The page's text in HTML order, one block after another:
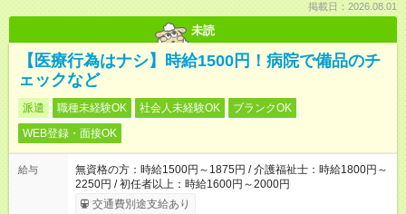
掲載日：2026.08.01
未読
【医療行為はナシ】時給1500円！病院で備品のチ
ェックなど
派遣 職種未経験OK 社会人未経験OK
ブランクOK
WEB登録・面接OK
給与
無資格の方：時給1500円～1875円 / 介護福祉士：時給1800円～
2250円 / 初任者以上：時給1600円～2000円
交通費別途支給あり